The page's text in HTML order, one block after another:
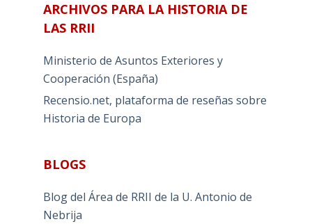
ARCHIVOS PARA LA HISTORIA DE
LAS RRII
Ministerio de Asuntos Exteriores y
Cooperación (España)
Recensio.net, plataforma de reseñas sobre
Historia de Europa
BLOGS
Blog del Área de RRII de la U. Antonio de
Nebrija